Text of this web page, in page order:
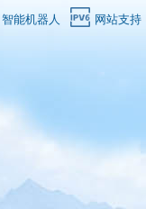
智能机器人 网站支持